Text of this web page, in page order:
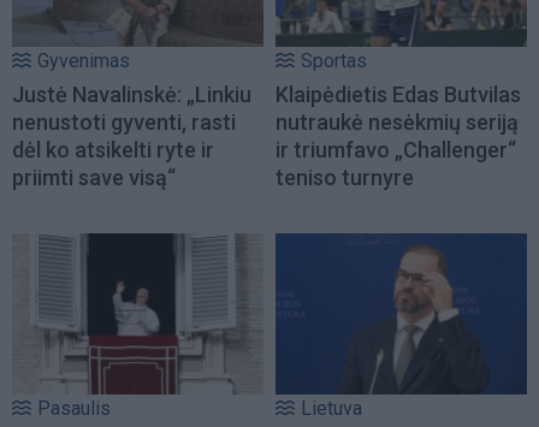
Gyvenimas
Justė Navalinskė: „Linkiu
nenustoti gyventi, rasti
dėl ko atsikelti ryte ir
priimti save visą“
Sportas
Klaipėdietis Edas Butvilas
nutraukė nesėkmių seriją
ir triumfavo „Challenger“
teniso turnyre
Pasaulis Lietuva